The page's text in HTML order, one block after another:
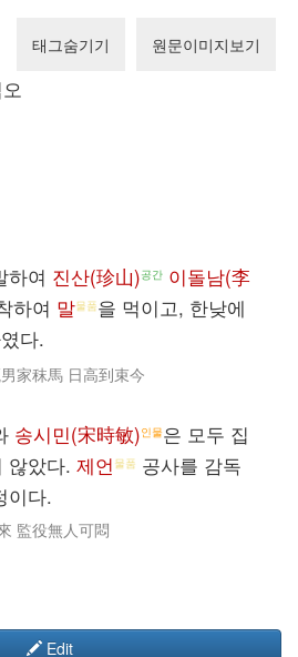
태그숨기기 원문이미지보기
하여 진산(珍山)공간 이돌남(李
하여 말물품을 먹이고, 한낮에
다.
家秣馬 日高到束今
송시민(宋時敏)인물은 모두 집
않았다. 제언 물품 공사를 감독
이다.
監役無人可悶
Edit